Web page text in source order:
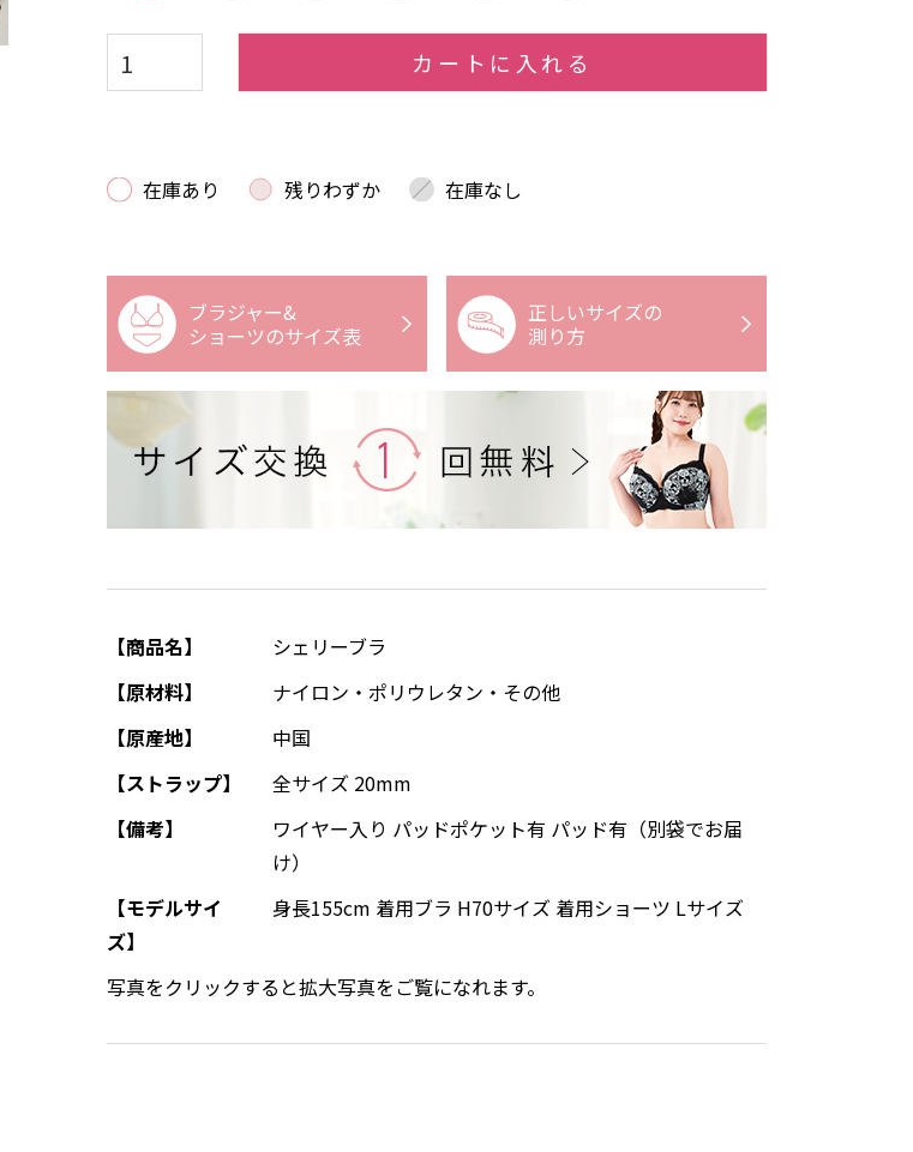
カートに入れる
在庫あり 残りわずか 在庫なし
ブラジャー&
ショーツのサイズ表
正しいサイズの
測り方
【商品名】
シェリーブラ
【原材料】
ナイロン・ポリウレタン・その他
【原産地】
中国
【ストラップ】
全サイズ 20mm
【備考】
ワイヤー入り パッドポケット有 パッド有（別袋でお届
け）
【モデルサイ
ズ】
身長155cm 着用ブラ H70サイズ 着用ショーツ Lサイズ
写真をクリックすると拡大写真をご覧になれます。